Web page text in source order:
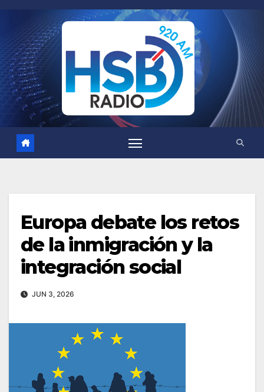
contenido
Europa debate los retos
de la inmigración y la
integración social
JUN 3, 2026